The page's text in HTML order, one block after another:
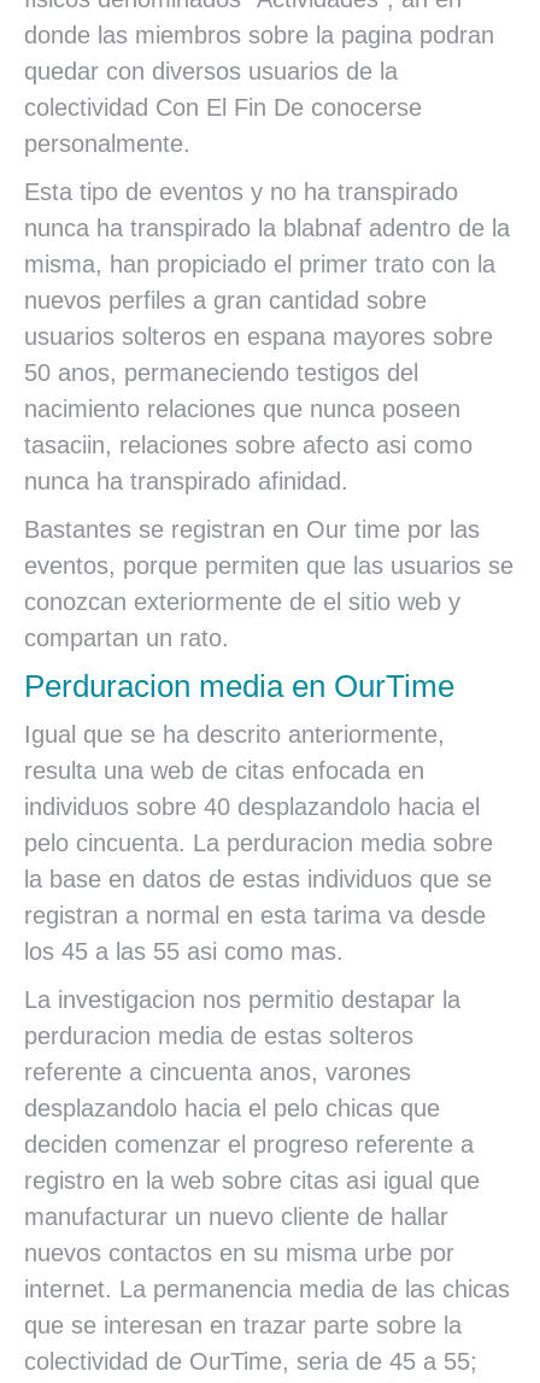
donde las miembros sobre la pagina podran
quedar con diversos usuarios de la
colectividad Con El Fin De conocerse
personalmente.
Esta tipo de eventos y no ha transpirado
nunca ha transpirado la blabnaf adentro de la
misma, han propiciado el primer trato con la
nuevos perfiles a gran cantidad sobre
usuarios solteros en espana mayores sobre
50 anos, permaneciendo testigos del
nacimiento relaciones que nunca poseen
tasaciin, relaciones sobre afecto asi­ como
nunca ha transpirado afinidad.
Bastantes se registran en Our time por las
eventos, porque permiten que las usuarios se
conozcan exteriormente de el sitio web y
compartan un rato.
Perduracion media en OurTime
Igual que se ha descrito anteriormente,
resulta una web de citas enfocada en
individuos sobre 40 desplazandolo hacia el
pelo cincuenta. La perduracion media sobre
la base en datos de estas individuos que se
registran a normal en esta tarima va desde
los 45 a las 55 asi­ como mas.
La investigacion nos permitio destapar la
perduracion media de estas solteros
referente a cincuenta anos, varones
desplazandolo hacia el pelo chicas que
deciden comenzar el progreso referente a
registro en la web sobre citas asi­ igual que
manufacturar un nuevo cliente de hallar
nuevos contactos en su misma urbe por
internet. La permanencia media de las chicas
que se interesan en trazar parte sobre la
colectividad de OurTime, seri­a de 45 a 55;